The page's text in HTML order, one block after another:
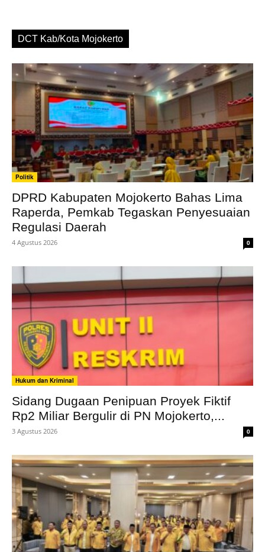
DCT Kab/Kota Mojokerto
Politik
DPRD Kabupaten Mojokerto Bahas Lima
Raperda, Pemkab Tegaskan Penyesuaian
Regulasi Daerah
4 Agustus 2026 0
Hukum dan Kriminal
Sidang Dugaan Penipuan Proyek Fiktif
Rp2 Miliar Bergulir di PN Mojokerto,...
3 Agustus 2026 0